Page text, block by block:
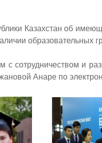
Казахстан об
образовательных
с сотрудничеством и
Анаре по